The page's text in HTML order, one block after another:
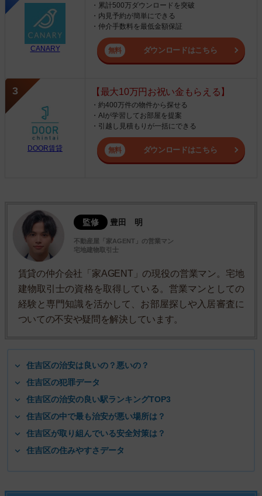
CANARY
・累計500万ダウンロードを突破
・内見予約が簡単にできる
・仲介手数料を最低金額保証
ダウンロードはこちら
DOOR賃貸
【最大10万円お祝い金もらえる】
・約400万件の物件から探せる
・AIが学習してお部屋を提案
・引越し見積もりが一括にできる
ダウンロードはこちら
監修 豊田 明
不動産屋「家AGENT」の営業マン
宅地建物取引士
賃貸の仲介会社「家AGENT」の現役の営業マン。宅地
建物取引士の資格を取得している。営業マンとしての
経験と専門知識を活かして、お部屋探しや入居審査に
ついての不安や疑問を解決しています。
住吉区の治安は良いの？悪いの？
住吉区の犯罪データ
住吉区の治安の良い駅ランキングTOP3
住吉区の中で最も治安が悪い場所は？
住吉区が取り組んでいる安全対策は？
住吉区の住みやすさデータ